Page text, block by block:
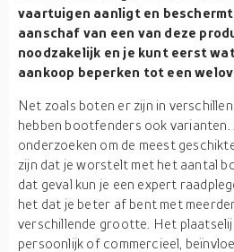
vaartuigen aanligt en
aanschaf van een van deze
noodzakelijk en je kunt eerst
aankoop beperken tot een
Net zoals boten er zijn in
hebben bootfenders ook varianten.
onderzoeken om de meest
zijn dat je worstelt met het aantal
dat geval kun je een expert
het dat je beter af bent met
verschillende grootte. Het
persoonlijk of commercieel,